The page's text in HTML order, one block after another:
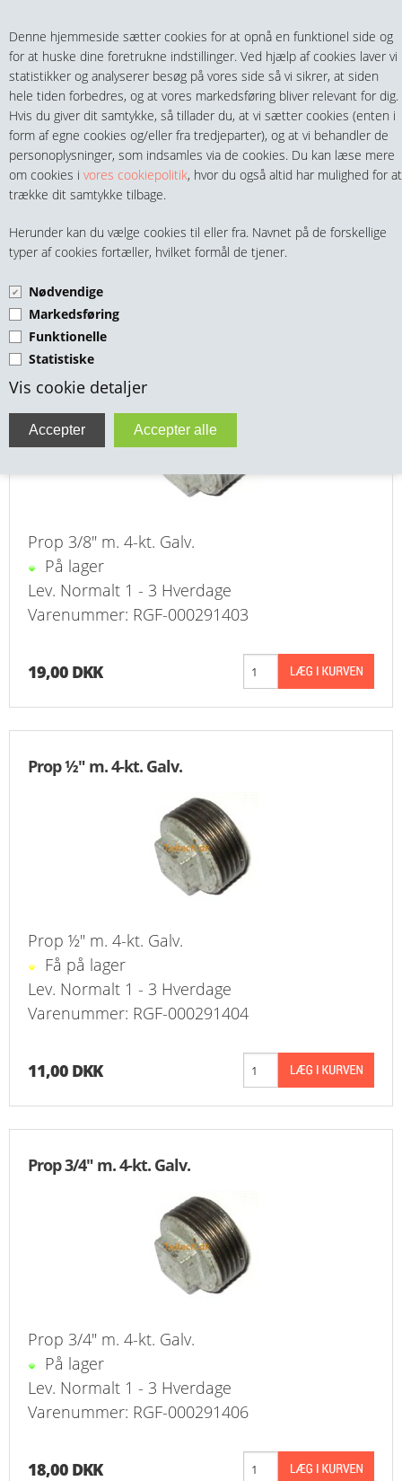
Denne hjemmeside sætter cookies for at opnå en funktionel side og
for at huske dine foretrukne indstillinger. Ved hjælp af cookies laver vi
statistikker og analyserer besøg på vores side så vi sikrer, at siden
hele tiden forbedres, og at vores markedsføring bliver relevant for dig.
Hvis du giver dit samtykke, så tillader du, at vi sætter cookies (enten i
form af egne cookies og/eller fra tredjeparter), og at vi behandler de
personoplysninger, som indsamles via de cookies. Du kan læse mere
om cookies i vores cookiepolitik, hvor du også altid har mulighed for at
trække dit samtykke tilbage.
Herunder kan du vælge cookies til eller fra. Navnet på de forskellige
typer af cookies fortæller, hvilket formål de tjener.
Nødvendige
Markedsføring
Funktionelle
Statistiske
Vis cookie detaljer
Teltech.dk 0 vare(r) i kurven
0,00 DKK
MENU
HANER & VENTILER
SLANGER, KOBLINGER & TILBEHØR
RØR & TILBEHØR
TEKNIK & AUTOMATIK
VA FITTINGS & VENTILER
VÆRKTØJ
BEFÆSTIGELSE
BEARBEJDNING, MONTAGE & HAVEARBEJDE
MATERIEL HÅNDTERING
FORSIDE
TILBUD
PROFIL
SØGNING
KUNDECENTER
LOG UD
PROP 4-KT GALV.
Prop 3/8" m. 4-kt. Galv.
Prop 3/8" m. 4-kt. Galv.
På lager
Lev. Normalt 1 - 3 Hverdage
Varenummer: RGF-000291403
19,00 DKK
Prop ½" m. 4-kt. Galv.
Prop ½" m. 4-kt. Galv.
Få på lager
Lev. Normalt 1 - 3 Hverdage
Varenummer: RGF-000291404
11,00 DKK
Prop 3/4" m. 4-kt. Galv.
Prop 3/4" m. 4-kt. Galv.
På lager
Lev. Normalt 1 - 3 Hverdage
Varenummer: RGF-000291406
18,00 DKK